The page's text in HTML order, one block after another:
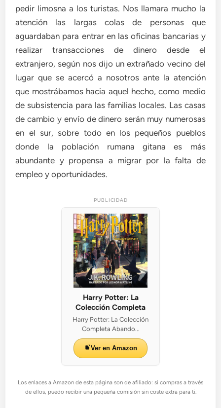
pedir limosna a los turistas. Nos llamara mucho la
atención las largas colas de personas que
aguardaban para entrar en las oficinas bancarias y
realizar transacciones de dinero desde el
extranjero, según nos dijo un extrañado vecino del
lugar que se acercó a nosotros ante la atención
que mostrábamos hacia aquel hecho, como medio
de subsistencia para las familias locales. Las casas
de cambio y envío de dinero serán muy numerosas
en el sur, sobre todo en los pequeños pueblos
donde la población rumana gitana es más
abundante y propensa a migrar por la falta de
empleo y oportunidades.
PUBLICIDAD
Harry Potter: La
Colección Completa
Harry Potter: La Colección
Completa Abando...
Ver en Amazon
Los enlaces a Amazon de esta página son de afiliado: si compras a través
de ellos, puedo recibir una pequeña comisión sin coste extra para ti.